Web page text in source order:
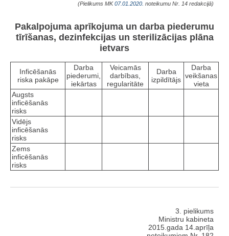
(Pielikums MK07.01.2020. noteikumu Nr. 14 redakcijā)
Pakalpojuma aprīkojuma un darba piederumu
tīrīšanas, dezinfekcijas un sterilizācijas plāna
ietvars
Inficēšanās
riska pakāpe
Darba
piederumi,
iekārtas
Veicamās
darbības,
regularitāte
Darba
izpildītājs
Darba
veikšanas
vieta
Augsts
inficēšanās
risks
Vidējs
inficēšanās
risks
Zems
inficēšanās
risks
3. pielikums
Ministru kabineta
2015.gada 14.aprīļa